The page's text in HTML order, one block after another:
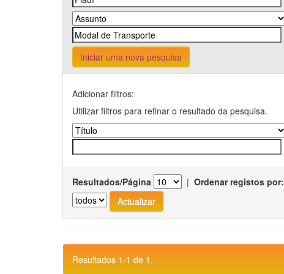
Iniciar uma nova pesquisa
Adicionar filtros:
Utilizar filtros para refinar o resultado da pesquisa.
Resultados/Página | Ordenar registos por:
Resultados 1-1 de 1.